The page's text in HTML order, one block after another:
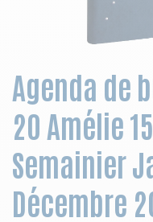
Agenda de
20 Amélie
Semainier
Décembre